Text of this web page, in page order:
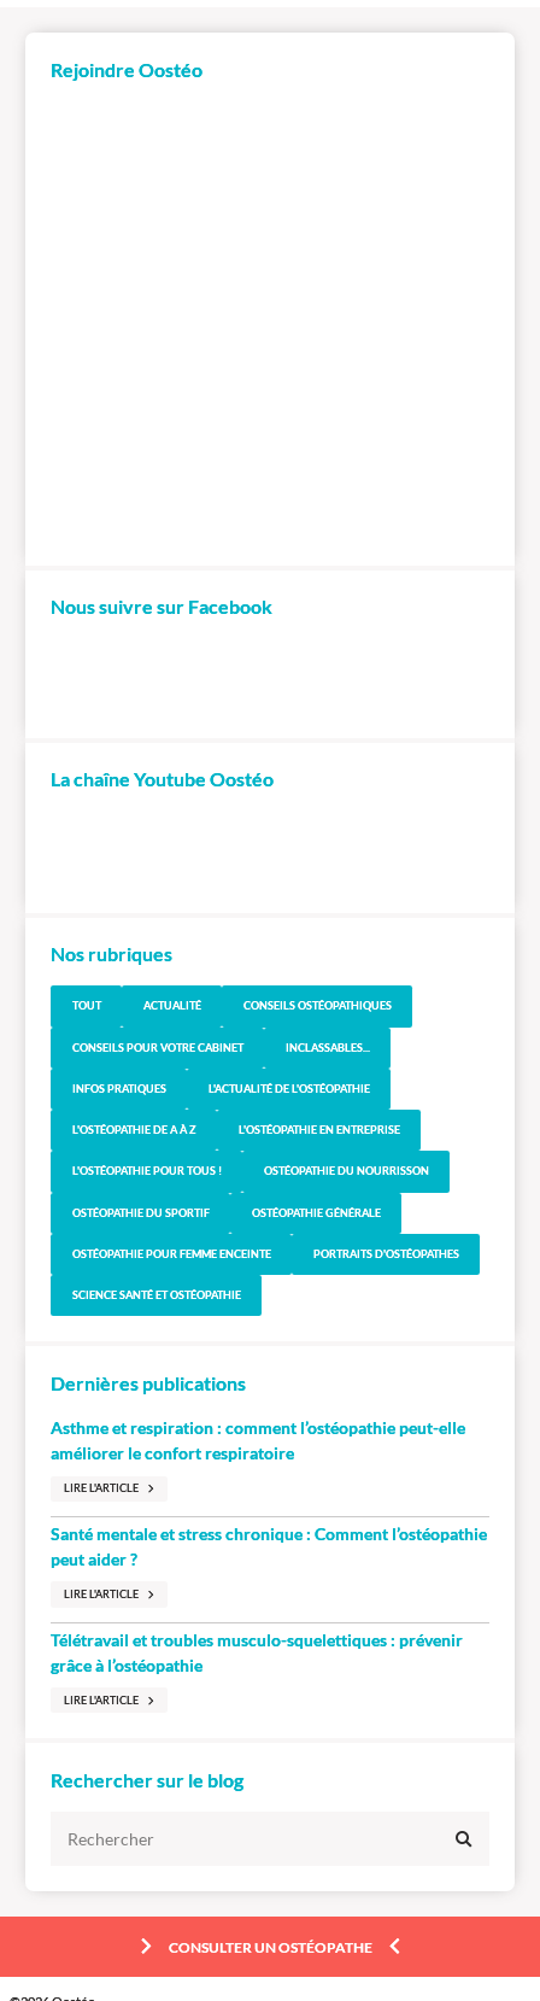
Rejoindre Oostéo
Nous suivre sur Facebook
La chaîne Youtube Oostéo
Nos rubriques
TOUT ACTUALITÉ CONSEILS OSTÉOPATHIQUES
CONSEILS POUR VOTRE CABINET INCLASSABLES...
INFOS PRATIQUES L'ACTUALITÉ DE L'OSTÉOPATHIE
L'OSTÉOPATHIE DE A À Z L'OSTÉOPATHIE EN ENTREPRISE
L'OSTÉOPATHIE POUR TOUS ! OSTÉOPATHIE DU NOURRISSON
OSTÉOPATHIE DU SPORTIF OSTÉOPATHIE GÉNÉRALE
OSTÉOPATHIE POUR FEMME ENCEINTE PORTRAITS D'OSTÉOPATHES
SCIENCE SANTÉ ET OSTÉOPATHIE
Dernières publications
Asthme et respiration : comment l’ostéopathie peut-elle
améliorer le confort respiratoire
LIRE L'ARTICLE
Santé mentale et stress chronique : Comment l’ostéopathie
peut aider ?
LIRE L'ARTICLE
Télétravail et troubles musculo-squelettiques : prévenir
grâce à l’ostéopathie
LIRE L'ARTICLE
Rechercher sur le blog
CONSULTER UN OSTÉOPATHE